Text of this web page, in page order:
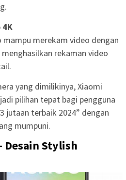
4K
mampu merekam video dengan
rekaman video
yang dimilikinya, Xiaomi
pilihan tepat bagi pengguna
jutaan terbaik 2024” dengan
mumpuni.
Desain Stylish